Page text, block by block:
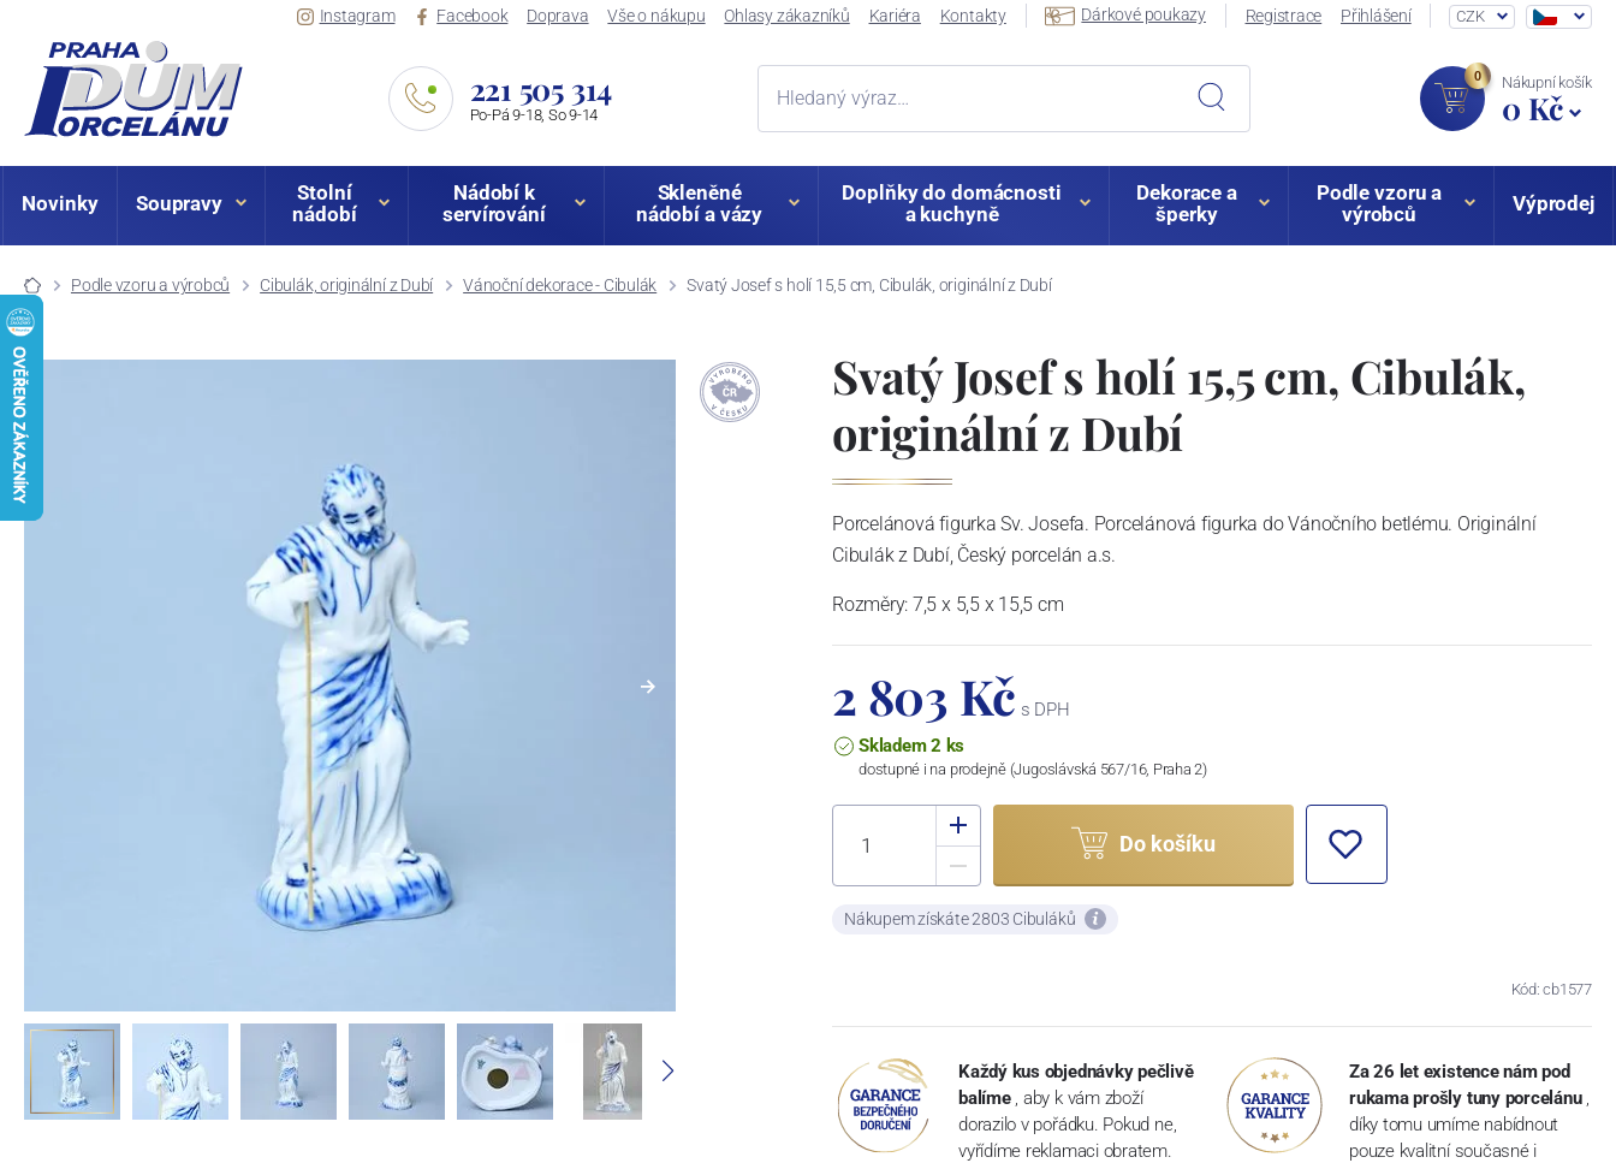
Instagram Facebook Doprava Vše o nákupu Ohlasy zákazníků Kariéra Kontakty Dárkové poukazy Registrace Přihlášení CZK
221 505 314
Po-Pá 9-18, So 9-14
0 Nákupní košík
0 Kč
Novinky Soupravy
Stolní
nádobí
Nádobí k
servírování
Skleněné
nádobí a vázy
Doplňky do domácnosti
a kuchyně
Dekorace a
šperky
Podle vzoru a
výrobců
Výprodej
Podle vzoru a výrobců Cibulák, originální z Dubí Vánoční dekorace - Cibulák Svatý Josef s holí 15,5 cm, Cibulák, originální z Dubí
Svatý Josef s holí 15,5 cm, Cibulák,
originální z Dubí
Porcelánová figurka Sv. Josefa. Porcelánová figurka do Vánočního betlému. Originální
Cibulák z Dubí, Český porcelán a.s.
Rozměry: 7,5 x 5,5 x 15,5 cm
2 803 Kč s DPH
Skladem 2 ks
dostupné i na prodejně (Jugoslávská 567/16, Praha 2)
Do košíku
Nákupem získáte 2803 Cibuláků
Kód: cb1577
Každý kus objednávky pečlivě
balíme , aby k vám zboží
dorazilo v pořádku. Pokud ne,
vyřídíme reklamaci obratem.
Za 26 let existence nám pod
rukama prošly tuny porcelánu ,
díky tomu umíme nabídnout
pouze kvalitní současné i